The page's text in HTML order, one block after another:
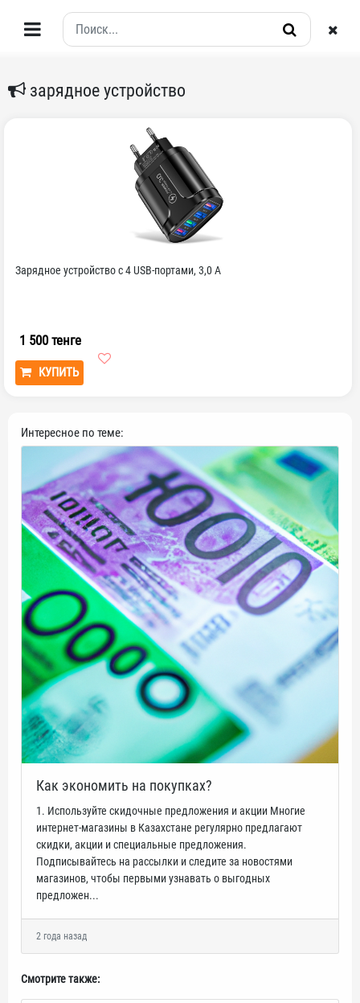
зарядное устройство
Зарядное устройство с 4 USB-портами, 3,0 А
1 500 тенге
КУПИТЬ
Интересное по теме:
Как экономить на покупках?
1. Используйте скидочные предложения и акции Многие
интернет-магазины в Казахстане регулярно предлагают
скидки, акции и специальные предложения.
Подписывайтесь на рассылки и следите за новостями
магазинов, чтобы первыми узнавать о выгодных
предложен...
2 года назад
Смотрите также: